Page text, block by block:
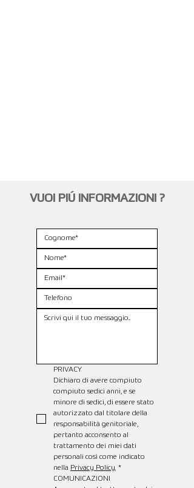
VUOI PIÚ INFORMAZIONI ?
PRIVACY
Dichiaro di avere compiuto
compiuto sedici anni, e se
minore di sedici, di essere stato
autorizzato dal titolare della
responsabilità genitoriale,
pertanto acconsento al
trattamento dei miei dati
personali così come indicato
nella Privacy Policy. *
COMUNICAZIONI